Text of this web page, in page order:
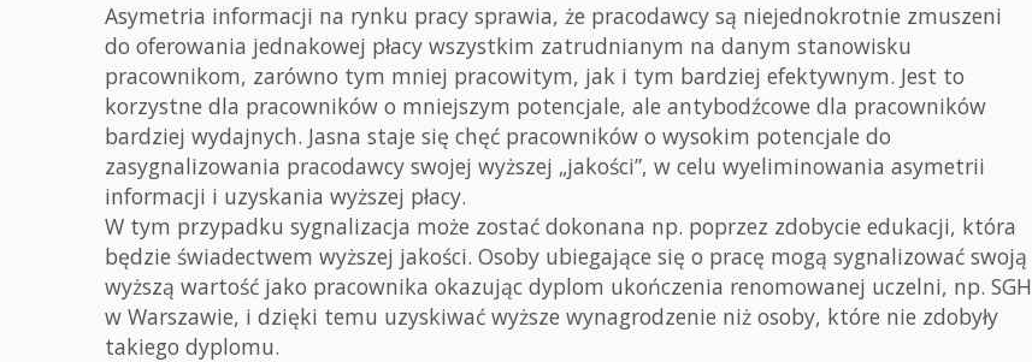
Asymetria informacji na rynku pracy sprawia, że pracodawcy są niejednokrotnie zmuszeni
do oferowania jednakowej płacy wszystkim zatrudnianym na danym stanowisku
pracownikom, zarówno tym mniej pracowitym, jak i tym bardziej efektywnym. Jest to
korzystne dla pracowników o mniejszym potencjale, ale antybodźcowe dla pracowników
bardziej wydajnych. Jasna staje się chęć pracowników o wysokim potencjale do
zasygnalizowania pracodawcy swojej wyższej „jakości”, w celu wyeliminowania asymetrii
informacji i uzyskania wyższej płacy.
W tym przypadku sygnalizacja może zostać dokonana np. poprzez zdobycie edukacji, która
będzie świadectwem wyższej jakości. Osoby ubiegające się o pracę mogą sygnalizować swoją
wyższą wartość jako pracownika okazując dyplom ukończenia renomowanej uczelni, np. SGH
w Warszawie, i dzięki temu uzyskiwać wyższe wynagrodzenie niż osoby, które nie zdobyły
takiego dyplomu.